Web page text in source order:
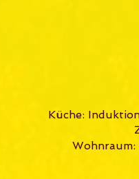
Küche:
Wohnraum: